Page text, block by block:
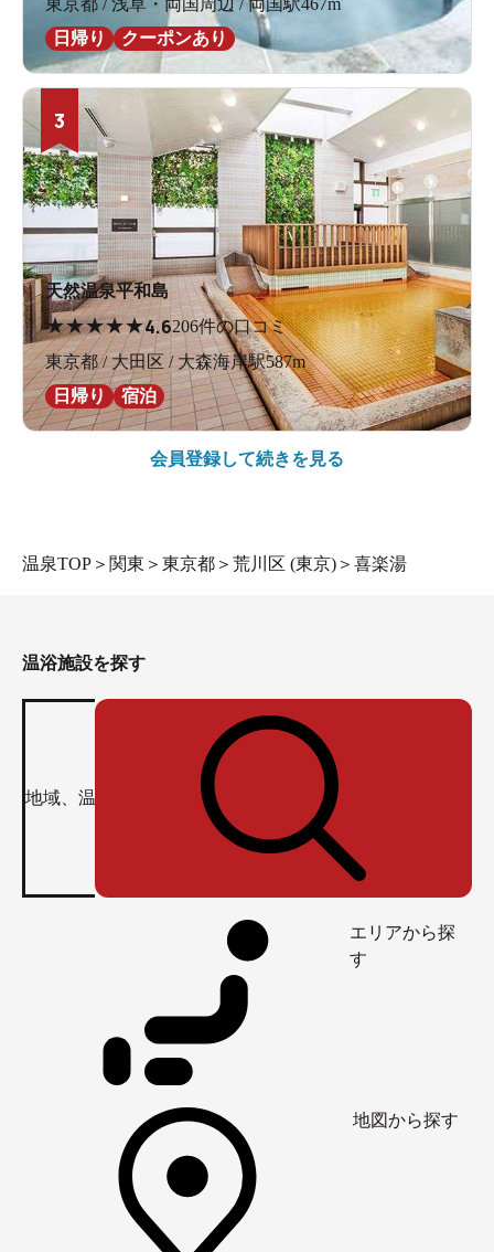
日帰り
クーポンあり
3
天然温泉平和島
★★★★★4.6206件の口コミ
東京都 / 大田区 / 大森海岸駅587m
日帰り
宿泊
会員登録して続きを見る
温泉TOP ＞ 関東 ＞ 東京都 ＞ 荒川区 (東京) ＞ 喜楽湯
温浴施設を探す
エリアから探
す
地図から探す